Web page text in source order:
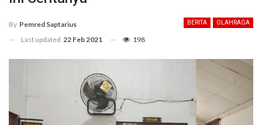
BERITA OLAHRAGA
By Pemred Saptarius
Last updated 22 Feb 2021 198